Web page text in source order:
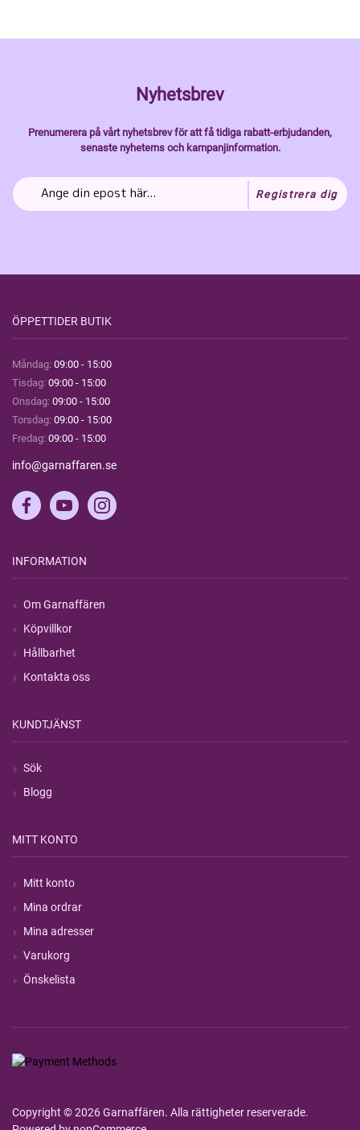
Nyhetsbrev
Prenumerera på vårt nyhetsbrev för att få tidiga rabatt-erbjudanden,
senaste nyheterns och kampanjinformation.
Registrera dig
ÖPPETTIDER BUTIK
Måndag: 09:00 - 15:00
Tisdag: 09:00 - 15:00
Onsdag: 09:00 - 15:00
Torsdag: 09:00 - 15:00
Fredag: 09:00 - 15:00
info@garnaffaren.se
INFORMATION
Om Garnaffären
Köpvillkor
Hållbarhet
Kontakta oss
KUNDTJÄNST
Sök
Blogg
MITT KONTO
Mitt konto
Mina ordrar
Mina adresser
Varukorg
Önskelista
Copyright © 2026 Garnaffären. Alla rättigheter reserverade.